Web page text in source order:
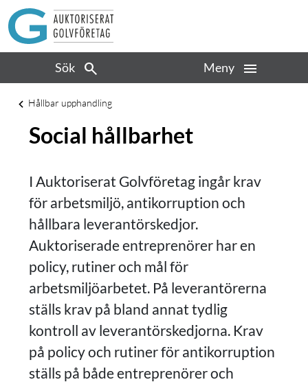
Sök Meny
Hållbar upphandling
Social hållbarhet
I Auktoriserat Golvföretag ingår krav
för arbetsmiljö, antikorruption och
hållbara leverantörskedjor.
Auktoriserade entreprenörer har en
policy, rutiner och mål för
arbetsmiljöarbetet. På leverantörerna
ställs krav på bland annat tydlig
kontroll av leverantörskedjorna. Krav
på policy och rutiner för antikorruption
ställs på både entreprenörer och